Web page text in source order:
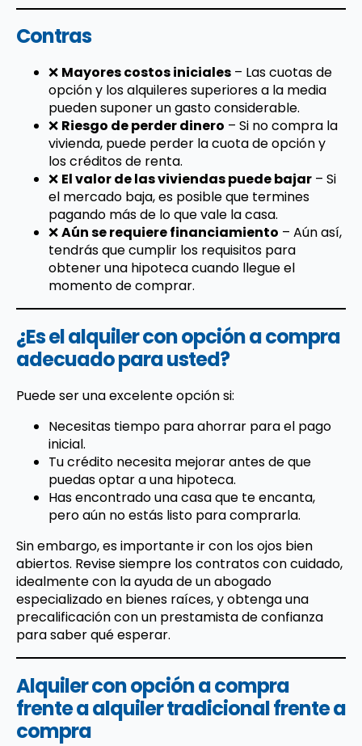
Contras
❌ Mayores costos iniciales – Las cuotas de
opción y los alquileres superiores a la media
pueden suponer un gasto considerable.
❌ Riesgo de perder dinero – Si no compra la
vivienda, puede perder la cuota de opción y
los créditos de renta.
❌ El valor de las viviendas puede bajar – Si
el mercado baja, es posible que termines
pagando más de lo que vale la casa.
❌Aún se requiere financiamiento – Aún así,
tendrás que cumplir los requisitos para
obtener una hipoteca cuando llegue el
momento de comprar.
¿Es el alquiler con opción a compra
adecuado para usted?
Puede ser una excelente opción si:
Necesitas tiempo para ahorrar para el pago
inicial.
Tu crédito necesita mejorar antes de que
puedas optar a una hipoteca.
Has encontrado una casa que te encanta,
pero aún no estás listo para comprarla.
Sin embargo, es importante ir con los ojos bien
abiertos. Revise siempre los contratos con cuidado,
idealmente con la ayuda de un abogado
especializado en bienes raíces, y obtenga una
precalificación con un prestamista de confianza
para saber qué esperar.
Alquiler con opción a compra
frente a alquiler tradicional frente a
compra